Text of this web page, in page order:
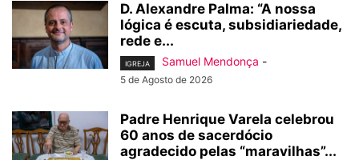
D. Alexandre Palma: “A nossa
lógica é escuta, subsidiariedade,
rede e...
IGREJA Samuel Mendonça -
5 de Agosto de 2026
Padre Henrique Varela celebrou
60 anos de sacerdócio
agradecido pelas “maravilhas”...